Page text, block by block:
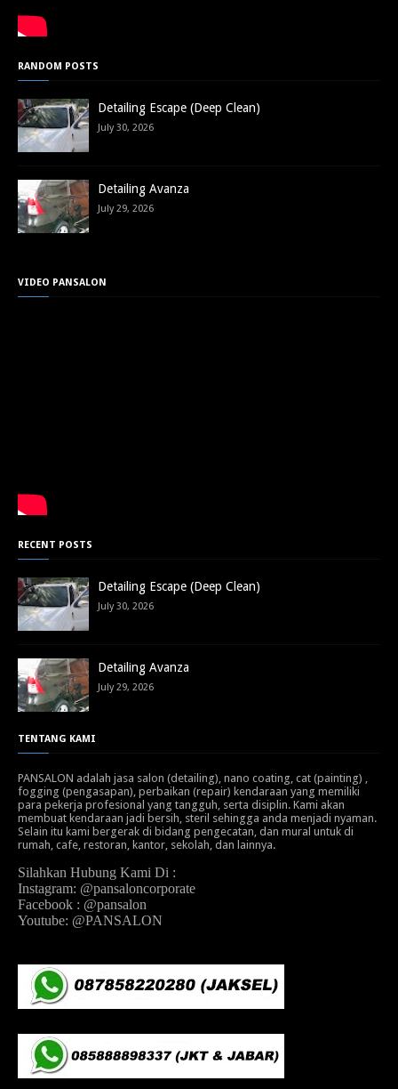
RANDOM POSTS
Detailing Escape (Deep Clean)
July 30, 2026
Detailing Avanza
July 29, 2026
VIDEO PANSALON
RECENT POSTS
Detailing Escape (Deep Clean)
July 30, 2026
Detailing Avanza
July 29, 2026
TENTANG KAMI
PANSALON adalah jasa salon (detailing), nano coating, cat (painting) ,
fogging (pengasapan), perbaikan (repair) kendaraan yang memiliki
para pekerja profesional yang tangguh, serta disiplin. Kami akan
membuat kendaraan jadi bersih, steril sehingga anda menjadi nyaman.
Selain itu kami bergerak di bidang pengecatan, dan mural untuk di
rumah, cafe, restoran, kantor, sekolah, dan lainnya.
Silahkan Hubung Kami Di :
Instagram: @pansaloncorporate
Facebook : @pansalon
Youtube: @PANSALON